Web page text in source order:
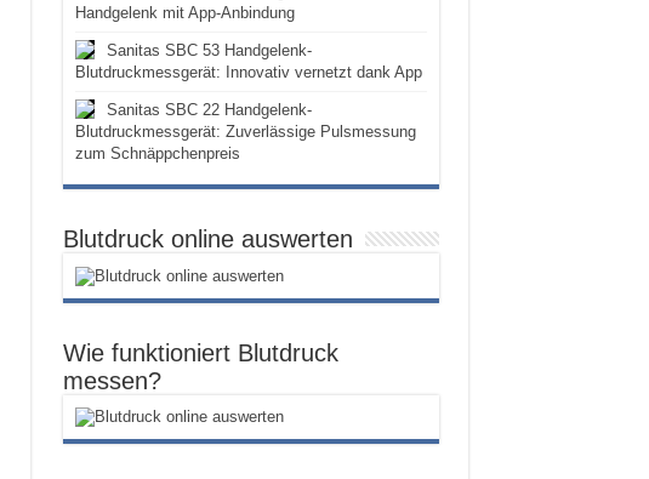
Handgelenk mit App-Anbindung
Sanitas SBC 53 Handgelenk-
Blutdruckmessgerät: Innovativ vernetzt dank App
Sanitas SBC 22 Handgelenk-
Blutdruckmessgerät: Zuverlässige Pulsmessung
zum Schnäppchenpreis
Blutdruck online auswerten
Wie funktioniert Blutdruck
messen?